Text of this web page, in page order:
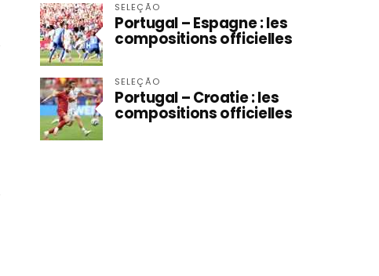
SELEÇÃO
Portugal – Espagne : les
compositions officielles
SELEÇÃO
Portugal – Croatie : les
compositions officielles